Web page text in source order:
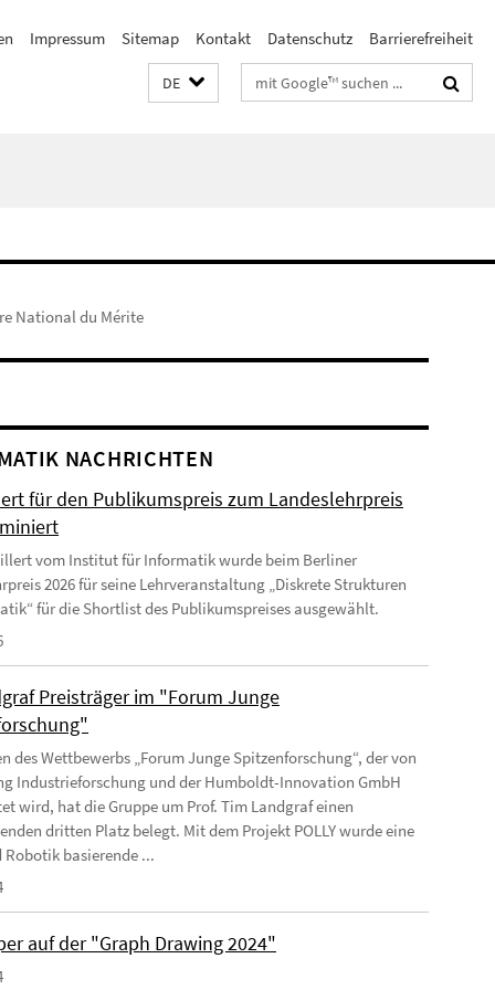
Impressum Sitemap Kontakt Datenschutz Barrierefreiheit
DE Suchbegriffe
National du Mérite
NACHRICHTEN
für den Publikumspreis zum Landeslehrpreis
vom Institut für Informatik wurde beim Berliner
2026 für seine Lehrveranstaltung „Diskrete Strukturen
für die Shortlist des Publikumspreises ausgewählt.
Preisträger im "Forum Junge
des Wettbewerbs „Forum Junge Spitzenforschung“, der von
Industrieforschung und der Humboldt-Innovation GmbH
wird, hat die Gruppe um Prof. Tim Landgraf einen
dritten Platz belegt. Mit dem Projekt POLLY wurde eine
Robotik basierende ...
auf der "Graph Drawing 2024"